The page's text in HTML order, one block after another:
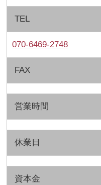
TEL
070-6469-2748
FAX
営業時間
休業日
資本金